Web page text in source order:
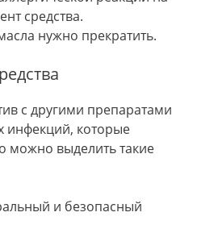
средства.
нужно прекратить.
с другими препаратами
инфекций, которые
можно выделить такие
и безопасный